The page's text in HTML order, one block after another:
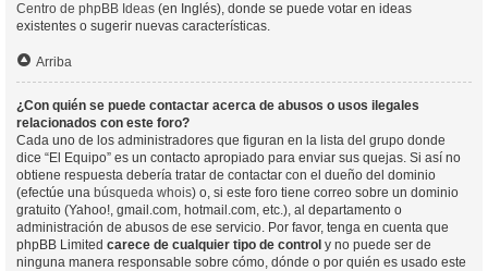
Centro de phpBB Ideas (en Inglés), donde se puede votar en ideas
existentes o sugerir nuevas características.
Arriba
¿Con quién se puede contactar acerca de abusos o usos ilegales
relacionados con este foro?
Cada uno de los administradores que figuran en la lista del grupo donde
dice “El Equipo” es un contacto apropiado para enviar sus quejas. Si así no
obtiene respuesta debería tratar de contactar con el dueño del dominio
(efectúe una búsqueda whois) o, si este foro tiene correo sobre un dominio
gratuito (Yahoo!, gmail.com, hotmail.com, etc.), al departamento o
administración de abusos de ese servicio. Por favor, tenga en cuenta que
phpBB Limited carece de cualquier tipo de control y no puede ser de
ninguna manera responsable sobre cómo, dónde o por quién es usado este